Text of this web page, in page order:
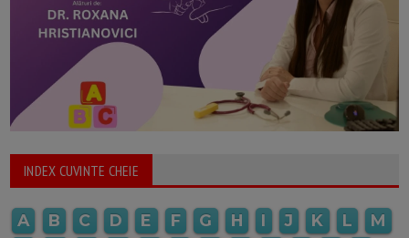
INDEX CUVINTE CHEIE
A B C D E F G H I J K L
M